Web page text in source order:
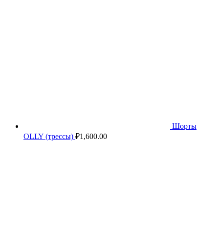
Шорты
OLLY (трессы) ₽1,600.00